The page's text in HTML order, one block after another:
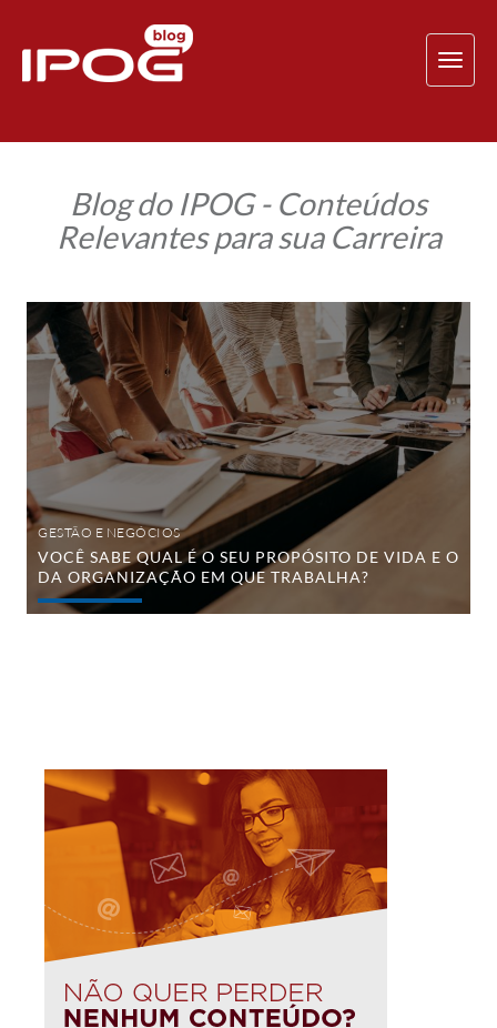
Blog do IPOG - Conteúdos
Relevantes para sua Carreira
Você
sabe
qual
é
propósito
vida
o
da
organização
em
que
trabalha?
GESTÃO E NEGÓCIOS
VOCÊ SABE QUAL É O SEU PROPÓSITO DE VIDA E O
DA ORGANIZAÇÃO EM QUE TRABALHA?